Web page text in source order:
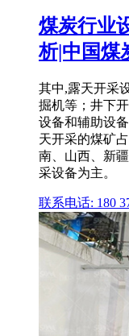
煤炭行业
析|中国煤
其中,露天开采
掘机等；井下
设备和辅助设
天开采的煤矿
南、山西、新
采设备为主。
联系电话: 180